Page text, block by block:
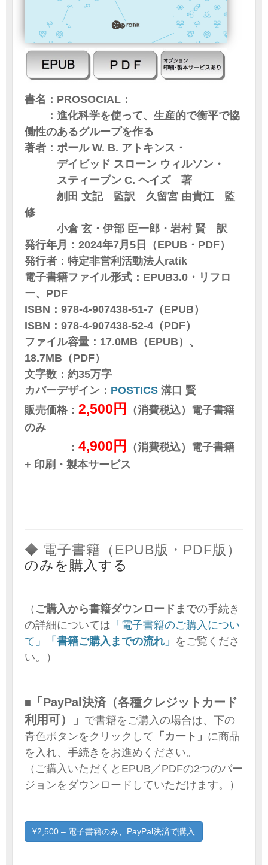
書名：PROSOCIAL：
：進化科学を使って、生産的で衡平で協
働性のあるグループを作る
著者：ポール W. B. アトキンス・
デイビッド スローン ウィルソン・
スティーブン C. ヘイズ 著
刎田 文記 監訳 久留宮 由貴江 監
修
小倉 玄・伊部 臣一郎・岩村 賢 訳
発行年月：2024年7月5日（EPUB・PDF）
発行者：特定非営利活動法人ratik
電子書籍ファイル形式：EPUB3.0・リフロ
ー、PDF
ISBN：978-4-907438-51-7（EPUB）
ISBN：978-4-907438-52-4（PDF）
ファイル容量：17.0MB（EPUB）、
18.7MB（PDF）
文字数：約35万字
カバーデザイン： POSTICS 溝口 賢
販売価格： 2,500円
（消費税込）電子書籍
のみ
： 4,900円
（消費税込）電子書籍
+ 印刷・製本サービス
◆ 電子書籍（EPUB版・PDF版）
のみを購入する
（ ご購入から書籍ダウンロードまでの手続き
の詳細については 「電子書籍のご購入につい
て」
「書籍ご購入までの流れ」 をご覧くださ
い。）
■ 「PayPal決済（各種クレジットカード
利用可）」 で書籍をご購入の場合は、下の
青色ボタンをクリックして 「カート」 に商品
を入れ、手続きをお進めください。
（ご購入いただくとEPUB／PDFの2つのバー
ジョンをダウンロードしていただけます。）
¥2,500 – 電子書籍のみ、PayPal決済で購入